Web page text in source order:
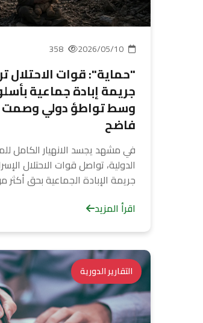
"حماية": قوات الاحتلال
جريمة إبادة جماعية
وسط تواطؤ دولي
فاضح
في مشهد يجسد الانهيار الكامل
الدولية، تواصل قوات الاحتلال
جريمة الإبادة الجماعية بحق أكثر
اقرأ المزيد
التقارير الدورية